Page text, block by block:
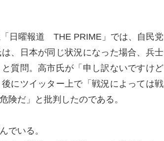
日曜報道 THE PRIME」では、自民党
、日本が同じ状況になった場合、兵士
質問。高市氏が「申し訳ないですけど
にツイッター上で「戦況によっては戦
険だ」と批判したのである。
でいる。